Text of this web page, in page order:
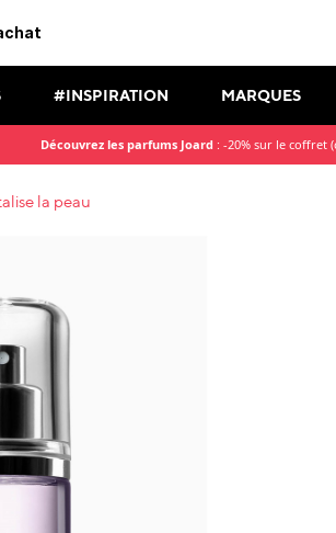
#INSPIRATION MARQUES
Découvrez les parfums Joard : -20% sur le coffret
la peau